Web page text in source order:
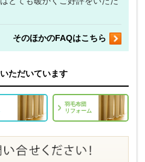
そのほかのFAQはこちら
ただいています
羽毛布団
リフォーム